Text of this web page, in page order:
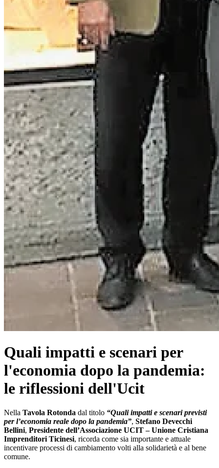
Quali impatti e scenari per
l'economia dopo la pandemia:
le riflessioni dell'Ucit
Nella Tavola Rotonda dal titolo “Quali impatti e scenari previsti
per l’economia reale dopo la pandemia”, Stefano Devecchi
Bellini, Presidente dell’Associazione UCIT – Unione Cristiana
Imprenditori Ticinesi, ricorda come sia importante e attuale
incentivare processi di cambiamento volti alla solidarietà e al bene
comune.